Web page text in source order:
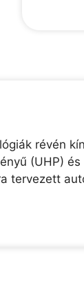
révén
(UHP)
tervezett